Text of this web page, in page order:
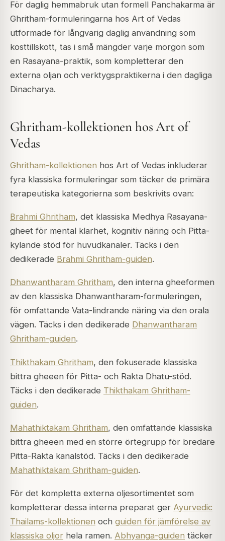
För daglig hemmabruk utan formell Panchakarma är
Ghritham-formuleringarna hos Art of Vedas
utformade för långvarig daglig användning som
kosttillskott, tas i små mängder varje morgon som
en Rasayana-praktik, som kompletterar den
externa oljan och verktygspraktikerna i den dagliga
Dinacharya.
Ghritham-kollektionen hos Art of
Vedas
Ghritham-kollektionen hos Art of Vedas inkluderar
fyra klassiska formuleringar som täcker de primära
terapeutiska kategorierna som beskrivits ovan:
Brahmi Ghritham, det klassiska Medhya Rasayana-
gheet för mental klarhet, kognitiv näring och Pitta-
kylande stöd för huvudkanaler. Täcks i den
dedikerade Brahmi Ghritham-guiden.
Dhanwantharam Ghritham, den interna gheeformen
av den klassiska Dhanwantharam-formuleringen,
för omfattande Vata-lindrande näring via den orala
vägen. Täcks i den dedikerade Dhanwantharam
Ghritham-guiden.
Thikthakam Ghritham, den fokuserade klassiska
bittra gheeen för Pitta- och Rakta Dhatu-stöd.
Täcks i den dedikerade Thikthakam Ghritham-
guiden.
Mahathiktakam Ghritham, den omfattande klassiska
bittra gheeen med en större örtegrupp för bredare
Pitta-Rakta kanalstöd. Täcks i den dedikerade
Mahathiktakam Ghritham-guiden.
För det kompletta externa oljesortimentet som
kompletterar dessa interna preparat ger Ayurvedic
Thailams-kollektionen och guiden för jämförelse av
klassiska oljor hela ramen. Abhyanga-guiden täcker